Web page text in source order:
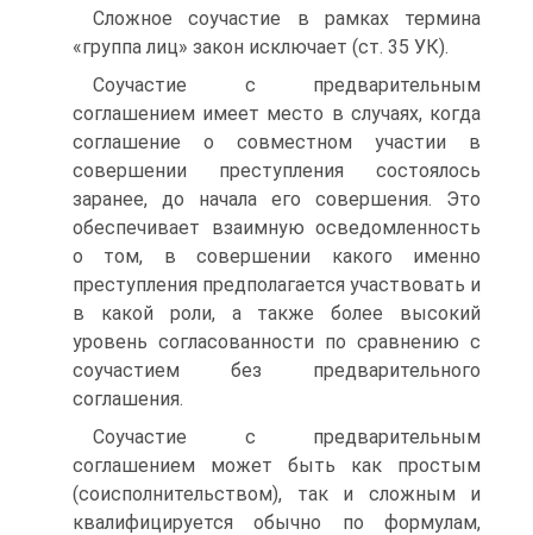
Сложное соучастие в рамках термина
«группа лиц» закон исключает (ст. 35 УК).
Соучастие с предварительным
соглашением имеет место в случаях, когда
соглашение о совместном участии в
совершении преступления состоялось
заранее, до начала его совершения. Это
обеспечивает взаимную осведомленность
о том, в совершении какого именно
преступления предполагается участвовать и
в какой роли, а также более высокий
уровень согласованности по сравнению с
соучастием без предварительного
соглашения.
Соучастие с предварительным
соглашением может быть как простым
(соисполнительством), так и сложным и
квалифицируется обычно по формулам,